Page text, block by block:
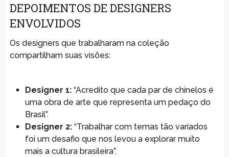
DEPOIMENTOS DE DESIGNERS
ENVOLVIDOS
Os designers que trabalharam na coleção
compartilham suas visões:
Designer 1:“Acredito que cada par de chinelos é
uma obra de arte que representa um pedaço do
Brasil”.
Designer 2:“Trabalhar com temas tão variados
foi um desafio que nos levou a explorar muito
mais a cultura brasileira”.